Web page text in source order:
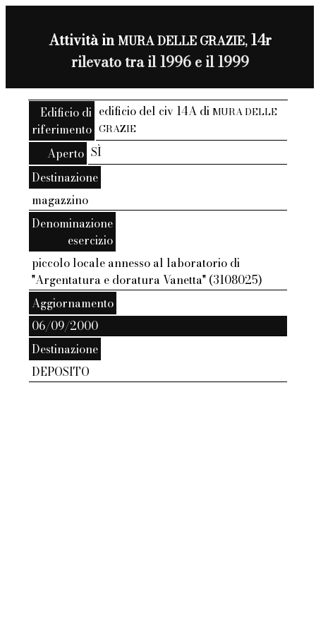
Attività inMURA DELLE GRAZIE,14r
rilevato tra il 1996 e il 1999
Edificio di
riferimento
edificio del civ 14A di MURA DELLE
GRAZIE
Aperto SÌ
Destinazione
magazzino
Denominazione
esercizio
piccolo locale annesso al laboratorio di
"Argentatura e doratura Vanetta" (3108025)
Aggiornamento
06/09/2000
Destinazione
DEPOSITO